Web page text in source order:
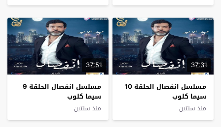
37:31
مسلسل انفصال الحلقة 10
سيما كلوب
منذ سنتين
37:51
مسلسل انفصال الحلقة 9
سيما كلوب
منذ سنتين